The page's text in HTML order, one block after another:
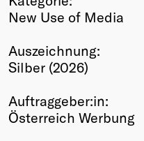
Friends of Creativity
Winners
2026
Annual
New Use of Media
Auszeichnung:
Silber (2026)
Auftraggeber:in:
Österreich Werbung